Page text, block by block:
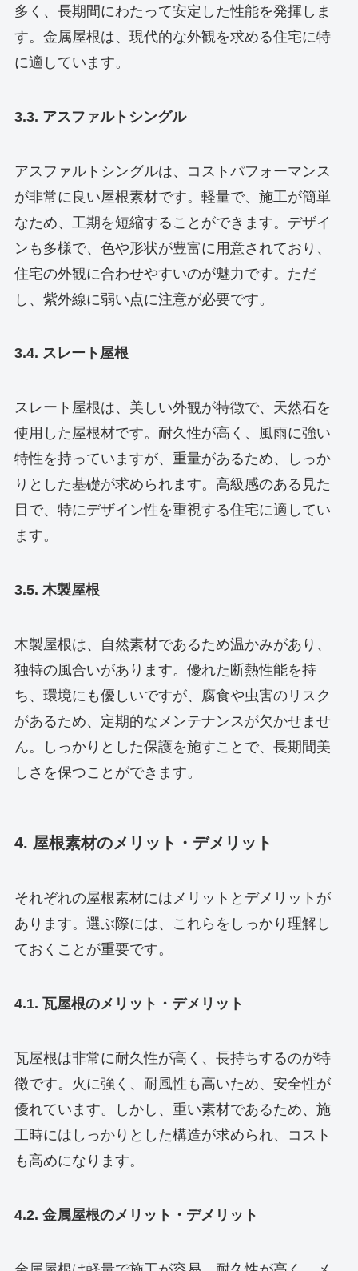
多く、長期間にわたって安定した性能を発揮しま
す。金属屋根は、現代的な外観を求める住宅に特
に適しています。
3.3. アスファルトシングル
アスファルトシングルは、コストパフォーマンス
が非常に良い屋根素材です。軽量で、施工が簡単
なため、工期を短縮することができます。デザイ
ンも多様で、色や形状が豊富に用意されており、
住宅の外観に合わせやすいのが魅力です。ただ
し、紫外線に弱い点に注意が必要です。
3.4. スレート屋根
スレート屋根は、美しい外観が特徴で、天然石を
使用した屋根材です。耐久性が高く、風雨に強い
特性を持っていますが、重量があるため、しっか
りとした基礎が求められます。高級感のある見た
目で、特にデザイン性を重視する住宅に適してい
ます。
3.5. 木製屋根
木製屋根は、自然素材であるため温かみがあり、
独特の風合いがあります。優れた断熱性能を持
ち、環境にも優しいですが、腐食や虫害のリスク
があるため、定期的なメンテナンスが欠かせませ
ん。しっかりとした保護を施すことで、長期間美
しさを保つことができます。
4. 屋根素材のメリット・デメリット
それぞれの屋根素材にはメリットとデメリットが
あります。選ぶ際には、これらをしっかり理解し
ておくことが重要です。
4.1. 瓦屋根のメリット・デメリット
瓦屋根は非常に耐久性が高く、長持ちするのが特
徴です。火に強く、耐風性も高いため、安全性が
優れています。しかし、重い素材であるため、施
工時にはしっかりとした構造が求められ、コスト
も高めになります。
4.2. 金属屋根のメリット・デメリット